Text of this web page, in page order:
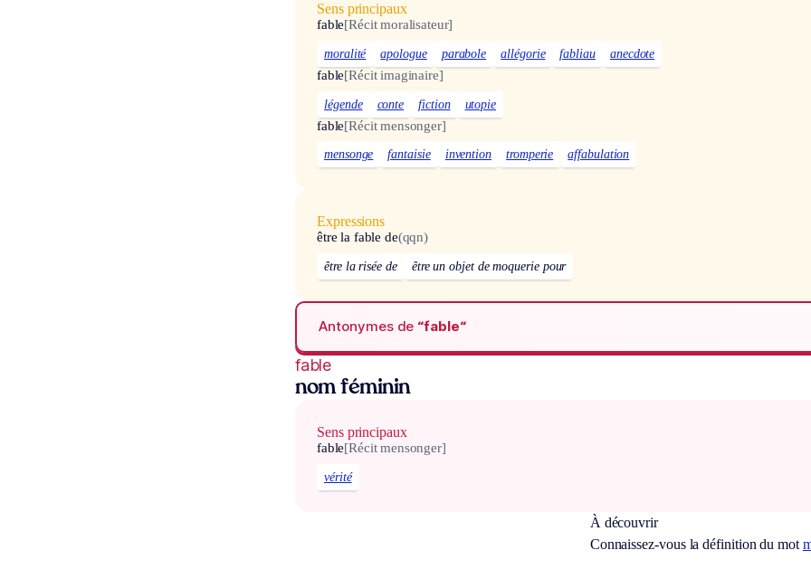
Sens principaux
fable[Récit moralisateur]
moralité apologue parabole allégorie fabliau anecdote
fable[Récit imaginaire]
légende conte fiction utopie
fable[Récit mensonger]
mensonge fantaisie invention tromperie affabulation
Expressions
être la fable de(qqn)
être la risée de être un objet de moquerie pour
Antonymes de “fable“
fable
nom féminin
Sens principaux
fable[Récit mensonger]
vérité
À découvrir
Connaissez-vous la définition du mot